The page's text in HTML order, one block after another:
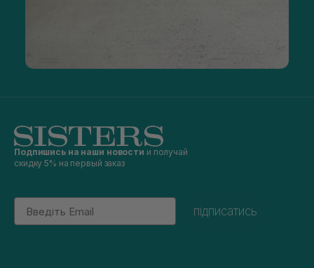
Подпишись на наши новости и получай
скидку 5% на первый заказ
Email
підписатись